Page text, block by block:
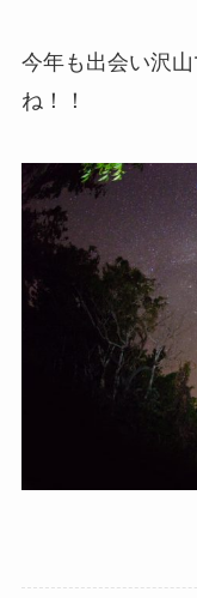
今年も出会い沢
ね！！